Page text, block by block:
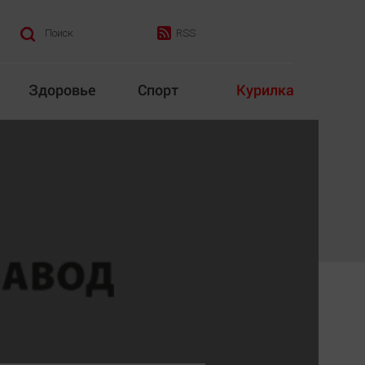
Поиск RSS
Здоровье Спорт Курилка